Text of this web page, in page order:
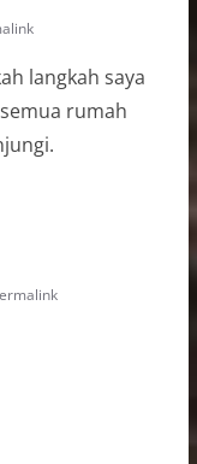
langkah saya
rumah